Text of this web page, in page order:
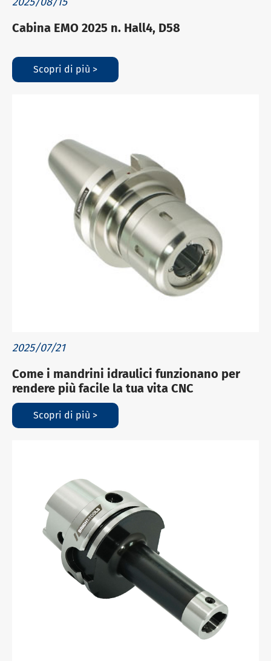
Cabina EMO 2025 n. Hall4, D58
Scopri di più >
2025/07/21
Come i mandrini idraulici funzionano per
rendere più facile la tua vita CNC
Scopri di più >